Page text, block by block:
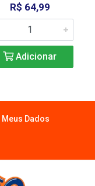
R$ 64,99
Adicionar
Meus Dados